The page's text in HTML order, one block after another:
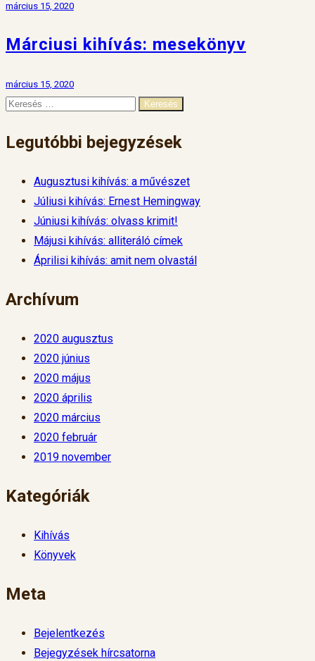
március 15, 2020
Márciusi kihívás: mesekönyv
március 15, 2020
Legutóbbi bejegyzések
Augusztusi kihívás: a művészet
Júliusi kihívás: Ernest Hemingway
Júniusi kihívás: olvass krimit!
Májusi kihívás: alliteráló címek
Áprilisi kihívás: amit nem olvastál
Archívum
2020 augusztus
2020 június
2020 május
2020 április
2020 március
2020 február
2019 november
Kategóriák
Kihívás
Könyvek
Meta
Bejelentkezés
Bejegyzések hírcsatorna